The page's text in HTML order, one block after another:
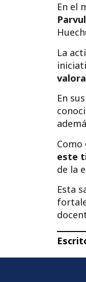
En el
La
En
este
de la
Esta